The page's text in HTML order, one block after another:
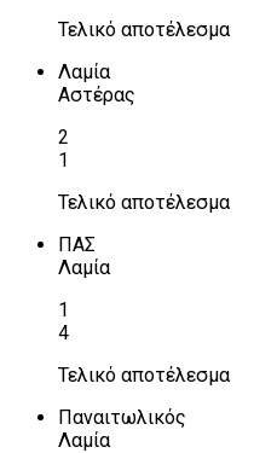
Τελικό αποτέλεσμα
Λαμία
Αστέρας
2
1
Τελικό αποτέλεσμα
ΠΑΣ
Λαμία
1
4
Τελικό αποτέλεσμα
Παναιτωλικός
Λαμία